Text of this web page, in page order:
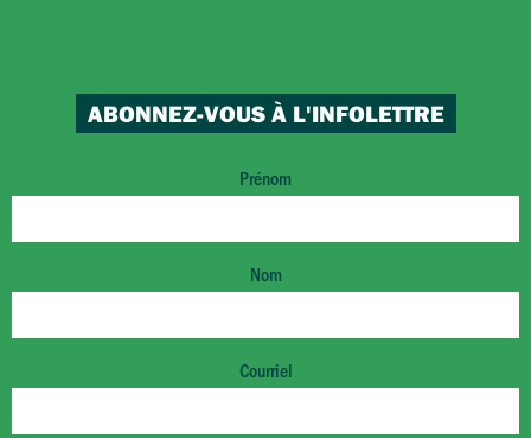
ABONNEZ-VOUS À L'INFOLETTRE
Prénom
Nom
Courriel